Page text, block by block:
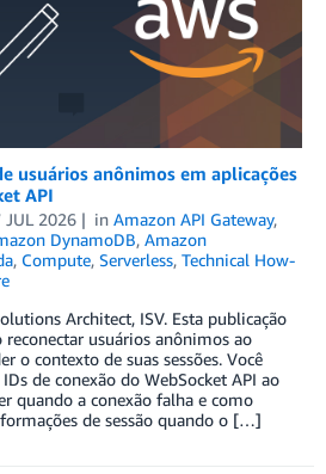
usuários anônimos em aplicações
API
JUL 2026 in Amazon API Gateway,
DynamoDB, Amazon
, Compute, Serverless, Technical How-
Architect, ISV. Esta publicação
usuários anônimos ao
o contexto de suas sessões. Você
de conexão do WebSocket API ao
quando a conexão falha e como
de sessão quando o […]